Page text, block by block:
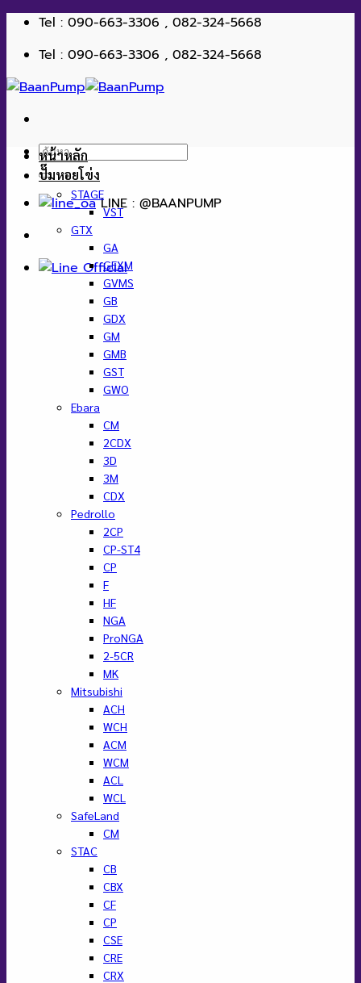
ข้าม
เนื้อหา
Tel : 090-663-3306 , 082-324-5668
Tel : 090-663-3306 , 082-324-5668
ค้นหา:
LINE : @BAANPUMP
หน้าหลัก
ปั๊มหอยโข่ง
STAGE
VST
GTX
GA
GEXM
GVMS
GB
GDX
GM
GMB
GST
GWO
Ebara
CM
2CDX
3D
3M
CDX
Pedrollo
2CP
CP-ST4
CP
F
HF
NGA
ProNGA
2-5CR
MK
Mitsubishi
ACH
WCH
ACM
WCM
ACL
WCL
SafeLand
CM
STAC
CB
CBX
CF
CP
CSE
CRE
CRX